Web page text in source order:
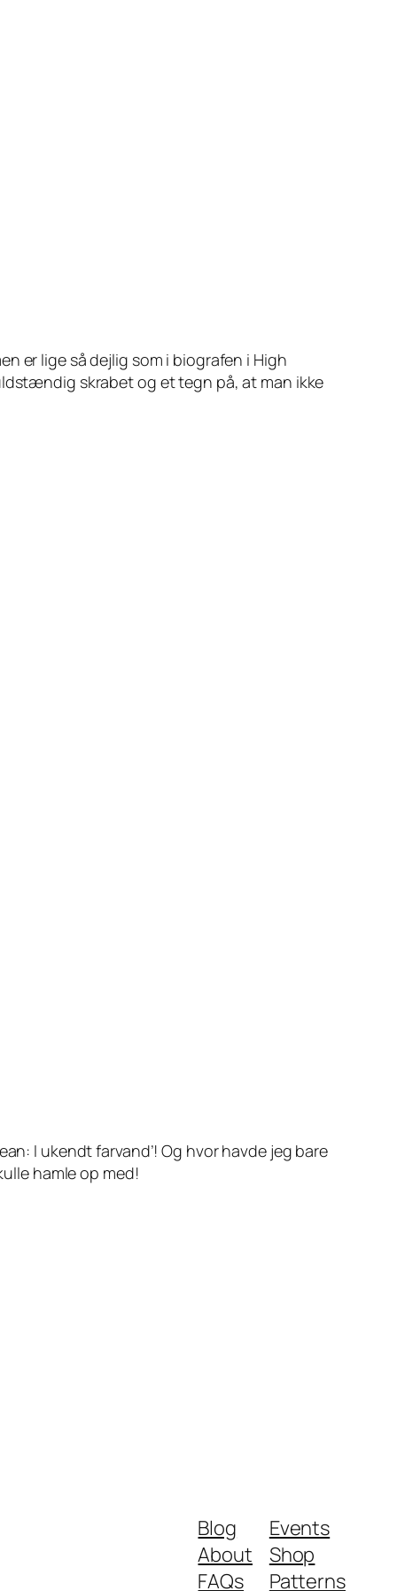
er lige så dejlig som i biografen i High
skrabet og et tegn på, at man ikke
I ukendt farvand’! Og hvor havde jeg bare
hamle op med!
Blog
About
FAQs
Events
Shop
Patterns